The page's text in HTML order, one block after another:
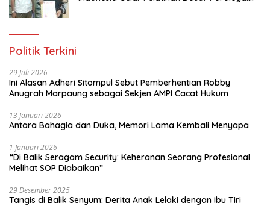
Politik Terkini
29 Juli 2026
Ini Alasan Adheri Sitompul Sebut Pemberhentian Robby
Anugrah Marpaung sebagai Sekjen AMPI Cacat Hukum
13 Januari 2026
Antara Bahagia dan Duka, Memori Lama Kembali Menyapa
1 Januari 2026
“Di Balik Seragam Security: Keheranan Seorang Profesional
Melihat SOP Diabaikan”
29 Desember 2025
Tangis di Balik Senyum: Derita Anak Lelaki dengan Ibu Tiri